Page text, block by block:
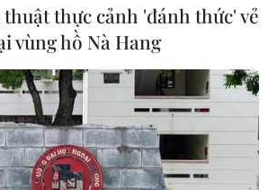
thuật thực cảnh 'đánh thức' vẻ
vùng hồ Nà Hang